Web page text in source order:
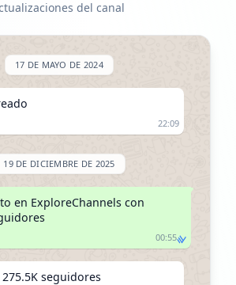
del canal
17 DE MAYO DE 2024
22:09
19 DE DICIEMBRE DE 2025
en ExploreChannels con
00:55
seguidores